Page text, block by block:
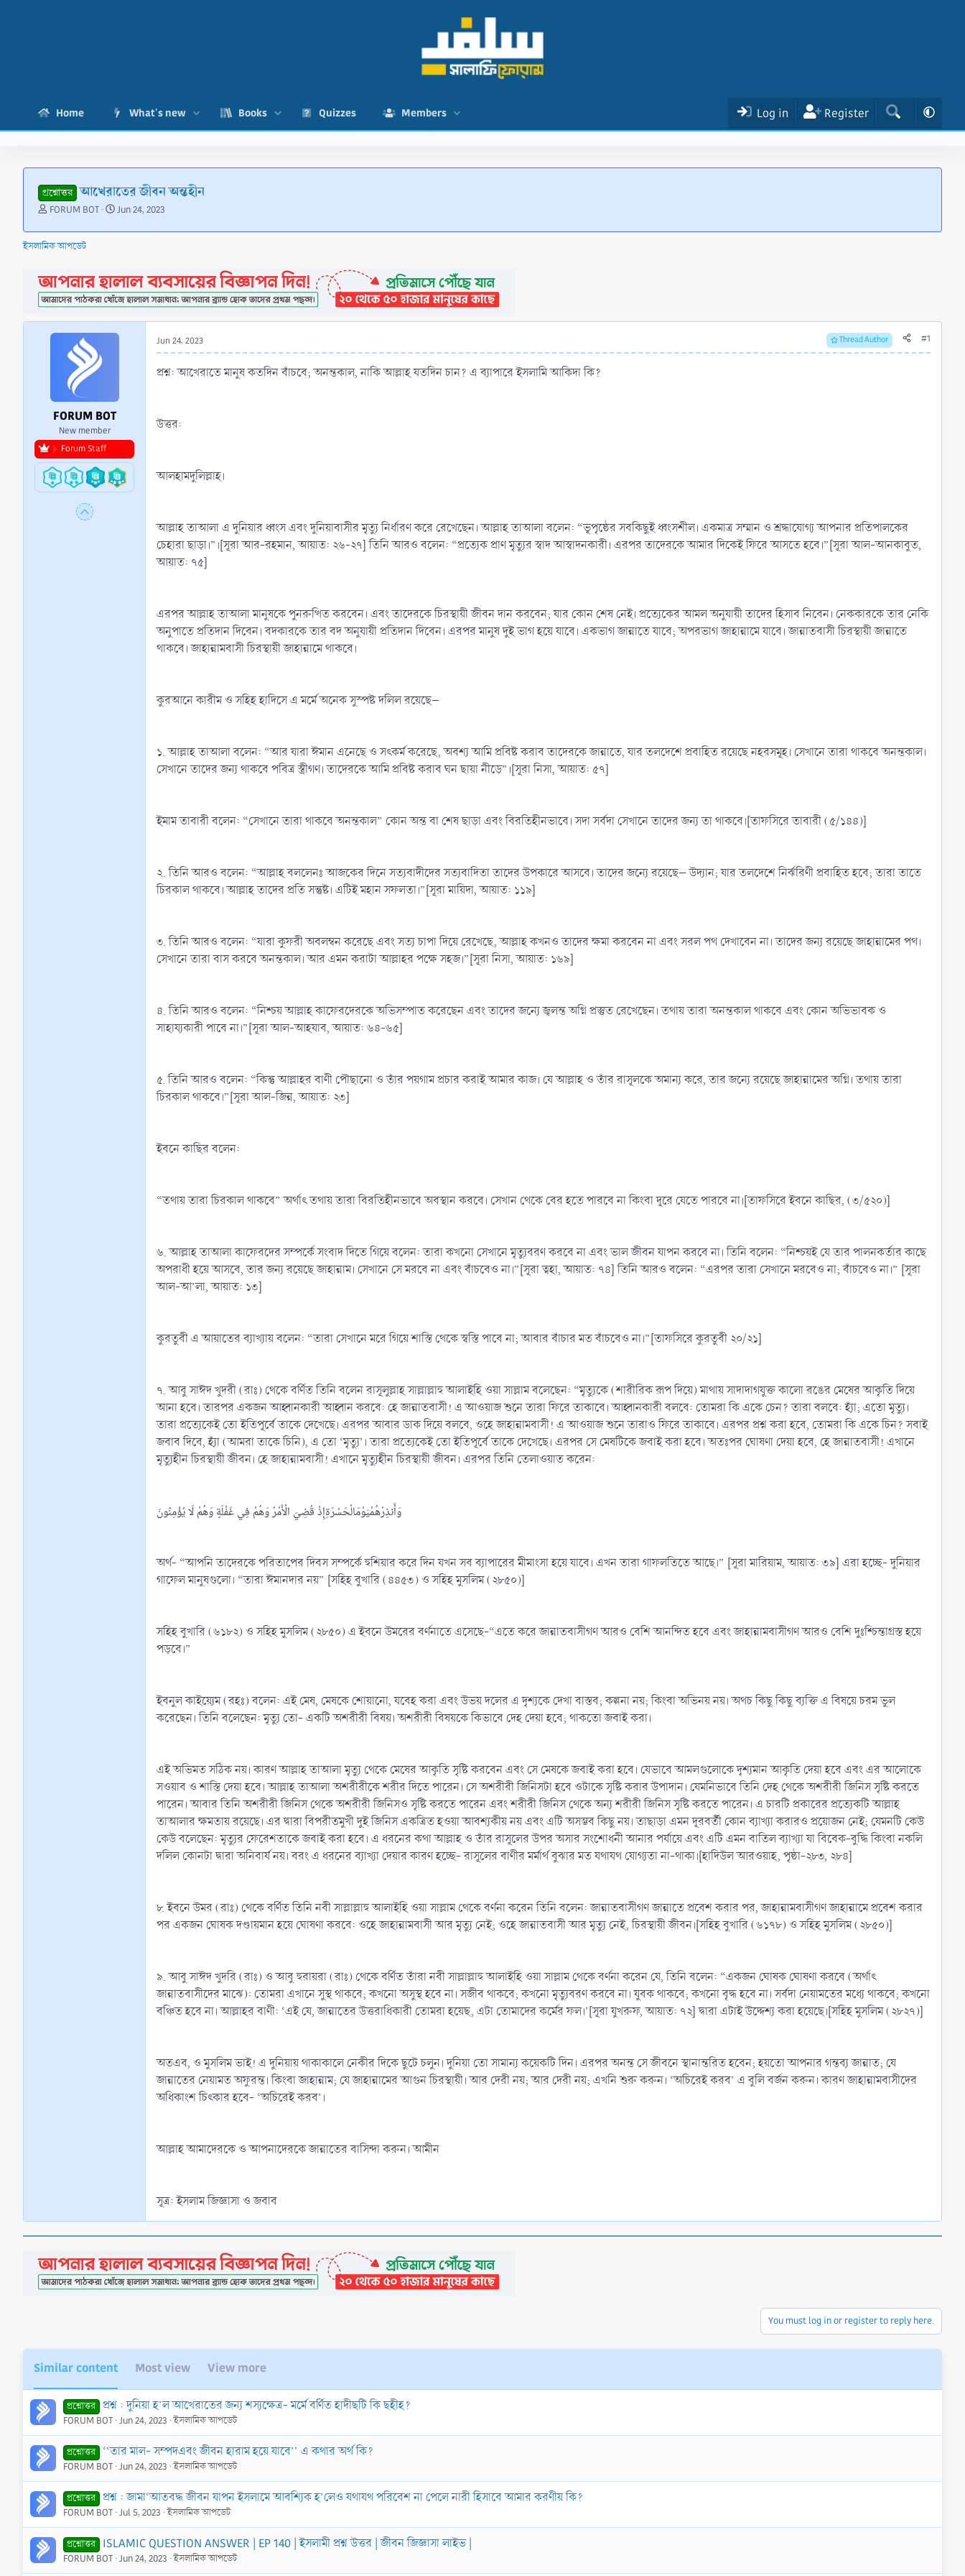
Home What's new Books Quizzes Members Log in Register
প্রশ্নোত্তর আখেরাতের জীবন অন্তহীন
T
r
e
d
s
t
a
r
FORUM BOT
S
a
d
a
t
e
Jun 24, 2023
ইসলামিক আপডেট
FORUM BOT
New member
Forum Staff
Jun 24, 2023 Thread Author #1
প্রশ্ন: আখেরাতে মানুষ কতদিন বাঁচবে; অনন্তকাল, নাকি আল্লাহ যতদিন চান? এ ব্যাপারে ইসলামি আকিদা কি?
উত্তর:
আলহামদুলিল্লাহ।
আল্লাহ তাআলা এ দুনিয়ার ধ্বংস এবং দুনিয়াবাসীর মৃত্যু নির্ধারণ করে রেখেছেন। আল্লাহ তাআলা বলেন: “ভূপৃষ্ঠের সবকিছুই ধ্বংসশীল। একমাত্র সম্মান ও শ্রদ্ধাযোগ্য আপনার প্রতিপালকের
চেহারা ছাড়া।”।[সূরা আর-রহমান, আয়াত: ২৬-২৭] তিনি আরও বলেন: “প্রত্যেক প্রাণ মৃত্যুর স্বাদ আস্বাদনকারী। এরপর তাদেরকে আমার দিকেই ফিরে আসতে হবে।”[সূরা আল-আনকাবুত,
আয়াত: ৭৫]
এরপর আল্লাহ তাআলা মানুষকে পুনরুত্থিত করবেন। এবং তাদেরকে চিরস্থায়ী জীবন দান করবেন; যার কোন শেষ নেই। প্রত্যেকের আমল অনুযায়ী তাদের হিসাব নিবেন। নেককারকে তার নেকি
অনুপাতে প্রতিদান দিবেন। বদকারকে তার বদ অনুযায়ী প্রতিদান দিবেন। এরপর মানুষ দুই ভাগ হয়ে যাবে। একভাগ জান্নাতে যাবে; অপরভাগ জাহান্নামে যাবে। জান্নাতবাসী চিরস্থায়ী জান্নাতে
থাকবে। জাহান্নামবাসী চিরস্থায়ী জাহান্নামে থাকবে।
কুরআনে কারীম ও সহিহ হাদিসে এ মর্মে অনেক সুস্পষ্ট দলিল রয়েছে–
১. আল্লাহ তাআলা বলেন: “আর যারা ঈমান এনেছে ও সৎকর্ম করেছে, অবশ্য আমি প্রবিষ্ট করাব তাদেরকে জান্নাতে, যার তলদেশে প্রবাহিত রয়েছে নহরসমূহ। সেখানে তারা থাকবে অনন্তকাল।
সেখানে তাদের জন্য থাকবে পবিত্র স্ত্রীগণ। তাদেরকে আমি প্রবিষ্ট করাব ঘন ছায়া নীড়ে”।[সূরা নিসা, আয়াত: ৫৭]
ইমাম তাবারী বলেন: “সেখানে তারা থাকবে অনন্তকাল” কোন অন্ত বা শেষ ছাড়া এবং বিরতিহীনভাবে। সদা সর্বদা সেখানে তাদের জন্য তা থাকবে।[তাফসিরে তাবারী (৫/১৪৪)]
২. তিনি আরও বলেন: “আল্লাহ বললেনঃ আজকের দিনে সত্যবাদীদের সত্যবাদিতা তাদের উপকারে আসবে। তাদের জন্যে রয়েছে– উদ্যান; যার তলদেশে নির্ঝরিণী প্রবাহিত হবে; তারা তাতে
চিরকাল থাকবে। আল্লাহ তাদের প্রতি সন্তুষ্ট। এটিই মহান সফলতা।”[সূরা মায়িদা, আয়াত: ১১৯]
৩. তিনি আরও বলেন: “যারা কুফরী অবলম্বন করেছে এবং সত্য চাপা দিয়ে রেখেছে, আল্লাহ কখনও তাদের ক্ষমা করবেন না এবং সরল পথ দেখাবেন না। তাদের জন্য রয়েছে জাহান্নামের পথ।
সেখানে তারা বাস করবে অনন্তকাল। আর এমন করাটা আল্লাহর পক্ষে সহজ।”[সূরা নিসা, আয়াত: ১৬৯]
৪. তিনি আরও বলেন: “নিশ্চয় আল্লাহ কাফেরদেরকে অভিসম্পাত করেছেন এবং তাদের জন্যে জ্বলন্ত অগ্নি প্রস্তুত রেখেছেন। তথায় তারা অনন্তকাল থাকবে এবং কোন অভিভাবক ও
সাহায্যকারী পাবে না।”[সূরা আল-আহযাব, আয়াত: ৬৪-৬৫]
৫. তিনি আরও বলেন: “কিন্তু আল্লাহর বাণী পৌছানো ও তাঁর পয়গাম প্রচার করাই আমার কাজ। যে আল্লাহ ও তাঁর রাসূলকে অমান্য করে, তার জন্যে রয়েছে জাহান্নামের অগ্নি। তথায় তারা
চিরকাল থাকবে।”[সূরা আল-জিন্ন, আয়াত: ২৩]
ইবনে কাছির বলেন:
“তথায় তারা চিরকাল থাকবে” অর্থাৎ তথায় তারা বিরতিহীনভাবে অবস্থান করবে। সেখান থেকে বের হতে পারবে না কিংবা দূরে যেতে পারবে না।[তাফসিরে ইবনে কাছির, (৩/৫২০)]
৬. আল্লাহ তাআলা কাফেরদের সম্পর্কে সংবাদ দিতে গিয়ে বলেন: তারা কখনো সেখানে মৃত্যুবরণ করবে না এবং ভাল জীবন যাপন করবে না। তিনি বলেন: “নিশ্চয়ই যে তার পালনকর্তার কাছে
অপরাধী হয়ে আসবে, তার জন্য রয়েছে জাহান্নাম। সেখানে সে মরবে না এবং বাঁচবেও না।”[সূরা ত্বহা, আয়াত: ৭৪] তিনি আরও বলেন: “এরপর তারা সেখানে মরবেও না; বাঁচবেও না।” [সূরা
আল-আ’লা, আয়াত: ১৩]
কুরতুবী এ আয়াতের ব্যাখ্যায় বলেন: “তারা সেখানে মরে গিয়ে শাস্তি থেকে স্বস্তি পাবে না; আবার বাঁচার মত বাঁচবেও না।”[তাফসিরে কুরতুবী ২০/২১]
৭. আবু সাঈদ খুদরী (রাঃ) থেকে বর্ণিত তিনি বলেন রাসূলুল্লাহ সাল্লাল্লাহু আলাইহি ওয়া সাল্লাম বলেছেন: “মৃত্যুকে (শারীরিক রূপ দিয়ে) মাথায় সাদাদাগযুক্ত কালো রঙের মেষের আকৃতি দিয়ে
আনা হবে। তারপর একজন আহ্বানকারী আহ্বান করবে: হে জান্নাতবাসী! এ আওয়াজ শুনে তারা ফিরে তাকাবে। আহ্বানকারী বলবে: তোমরা কি একে চেন? তারা বলবে: হ্যাঁ; এতো মৃত্যু।
তারা প্রত্যেকেই তো ইতিপূর্বে তাকে দেখেছে। এরপর আবার ডাক দিয়ে বলবে, ওহে জাহান্নামবাসী! এ আওয়াজ শুনে তারাও ফিরে তাকাবে। এরপর প্রশ্ন করা হবে, তোমরা কি একে চিন? সবাই
জবাব দিবে, হ্যাঁ (আমরা তাকে চিনি), এ তো ‘মৃত্যু’। তারা প্রত্যেকেই তো ইতিপূর্বে তাকে দেখেছে। এরপর সে মেষটিকে জবাই করা হবে। অতঃপর ঘোষণা দেয়া হবে, হে জান্নাতবাসী! এখানে
মৃত্যুহীন চিরস্থায়ী জীবন। হে জাহান্নামবাসী! এখানে মৃত্যুহীন চিরস্থায়ী জীবন। এরপর তিনি তেলাওয়াত করেন:
وَأَنذِرْهُمْيَوْمَالْحَسْرَةِإِذْ قُضِيَ الْأَمْرُ وَهُمْ فِي غَفْلَةٍ وَهُمْ لَا يُؤْمِنُونَ
অর্থ- “আপনি তাদেরকে পরিতাপের দিবস সম্পর্কে হুশিয়ার করে দিন যখন সব ব্যাপারের মীমাংসা হয়ে যাবে। এখন তারা গাফলতিতে আছে।” [সূরা মারিয়াম, আয়াত: ৩৯] এরা হচ্ছে- দুনিয়ার
গাফেল মানুষগুলো। “তারা ঈমানদার নয়” [সহিহ বুখারি (৪৪৫৩) ও সহিহ মুসলিম (২৮৫০)]
সহিহ বুখারি (৬১৮২) ও সহিহ মুসলিম (২৮৫০) এ ইবনে উমরের বর্ণনাতে এসেছে-“এতে করে জান্নাতবাসীগণ আরও বেশি আনন্দিত হবে এবং জাহান্নামবাসীগণ আরও বেশি দুঃশ্চিন্তাগ্রস্ত হয়ে
পড়বে।”
ইবনুল কাইয়্যেম (রহঃ) বলেন: এই মেষ, মেষকে শোয়ানো, যবেহ করা এবং উভয় দলের এ দৃশ্যকে দেখা বাস্তব; কল্পনা নয়; কিংবা অভিনয় নয়। অথচ কিছু কিছু ব্যক্তি এ বিষয়ে চরম ভুল
করেছেন। তিনি বলেছেন: মৃত্যু তো- একটি অশরীরী বিষয়। অশরীরী বিষয়কে কিভাবে দেহ দেয়া হবে; থাকতো জবাই করা।
এই অভিমত সঠিক নয়। কারণ আল্লাহ তাআলা মৃত্যু থেকে মেষের আকৃতি সৃষ্টি করবেন এবং সে মেষকে জবাই করা হবে। যেভাবে আমলগুলোকে দৃশ্যমান আকৃতি দেয়া হবে এবং এর আলোকে
সওয়াব ও শাস্তি দেয়া হবে। আল্লাহ তাআলা অশরীরীকে শরীর দিতে পারেন। সে অশরীরী জিনিসটা হবে ওটাকে সৃষ্টি করার উপাদান। যেমনিভাবে তিনি দেহ থেকে অশরীরী জিনিস সৃষ্টি করতে
পারেন। আবার তিনি অশরীরী জিনিস থেকে অশরীরী জিনিসও সৃষ্টি করতে পারেন এবং শরীরী জিনিস থেকে অন্য শরীরী জিনিস সৃষ্টি করতে পারেন। এ চারটি প্রকারের প্রত্যেকটি আল্লাহ
তাআলার ক্ষমতায় রয়েছে। এর দ্বারা বিপরীতমুখী দুই জিনিস একত্রিত হওয়া আবশ্যকীয় নয় এবং এটি অসম্ভব কিছু নয়। তাছাড়া এমন দূরবর্তী কোন ব্যাখ্যা করারও প্রয়োজন নেই; যেমনটি কেউ
কেউ বলেছেন: মৃত্যুর ফেরেশতাকে জবাই করা হবে। এ ধরনের কথা আল্লাহ ও তাঁর রাসূলের উপর অসার সংশোধনী আনার পর্যায়ে এবং এটি এমন বাতিল ব্যাখ্যা যা বিবেক-বুদ্ধি কিংবা নকলি
দলিল কোনটা দ্বারা অনিবার্য নয়। বরং এ ধরনের ব্যাখ্যা দেয়ার কারণ হচ্ছে- রাসূলের বাণীর মর্মার্থ বুঝার মত যথাযথ যোগ্যতা না-থাকা।[হাদিউল আরওয়াহ, পৃষ্ঠা-২৮৩, ২৮৪]
৮. ইবনে উমর (রাঃ) থেকে বর্ণিত তিনি নবী সাল্লাল্লাহু আলাইহি ওয়া সাল্লাম থেকে বর্ণনা করেন তিনি বলেন: জান্নাতবাসীগণ জান্নাতে প্রবেশ করার পর, জাহান্নামবাসীগণ জাহান্নামে প্রবেশ করার
পর একজন ঘোষক দণ্ডায়মান হয়ে ঘোষণা করবে: ওহে জাহান্নামবাসী আর মৃত্যু নেই; ওহে জান্নাতবাসী আর মৃত্যু নেই, চিরস্থায়ী জীবন।[সহিহ বুখারি (৬১৭৮) ও সহিহ মুসলিম (২৮৫০)]
৯. আবু সাঈদ খুদরি (রাঃ) ও আবু হুরায়রা (রাঃ) থেকে বর্ণিত তাঁরা নবী সাল্লাল্লাহু আলাইহি ওয়া সাল্লাম থেকে বর্ণনা করেন যে, তিনি বলেন: “একজন ঘোষক ঘোষণা করবে (অর্থাৎ
জান্নাতবাসীদের মাঝে): তোমরা এখানে সুস্থ থাকবে; কখনো অসুস্থ হবে না। সজীব থাকবে; কখনো মৃত্যুবরণ করবে না। যুবক থাকবে; কখনো বৃদ্ধ হবে না। সর্বদা নেয়ামতের মধ্যে থাকবে; কখনো
বঞ্চিত হবে না। আল্লাহর বাণী: ‘এই যে, জান্নাতের উত্তরাধিকারী তোমরা হয়েছ, এটা তোমাদের কর্মের ফল।’[সূরা যুখরুফ, আয়াত: ৭২] দ্বারা এটাই উদ্দেশ্য করা হয়েছে।[সহিহ মুসলিম (২৮২৭)]
অতএব, ও মুসলিম ভাই! এ দুনিয়ায় থাকাকালে নেকীর দিকে ছুটে চলুন। দুনিয়া তো সামান্য কয়েকটি দিন। এরপর অনন্ত সে জীবনে স্থানান্তরিত হবেন; হয়তো আপনার গন্তব্য জান্নাত; যে
জান্নাতের নেয়ামত অফুরন্ত। কিংবা জাহান্নাম; যে জাহান্নামের আগুন চিরস্থায়ী। আর দেরী নয়; আর দেরী নয়; এখনি শুরু করুন। ‘অচিরেই করব’ এ বুলি বর্জন করুন। কারণ জাহান্নামবাসীদের
অধিকাংশ চিৎকার হবে- ‘অচিরেই করব’।
আল্লাহ আমাদেরকে ও আপনাদেরকে জান্নাতের বাসিন্দা করুন। আমীন
সূত্র: ইসলাম জিজ্ঞাসা ও জবাব
You must log in or register to reply here.
Similar content Most view View more
প্রশ্নোত্তর প্রশ্ন : দুনিয়া হ’ল আখেরাতের জন্য শস্যক্ষেত্র- মর্মে বর্ণিত হাদীছটি কি ছহীহ?
FORUM BOT Jun 24, 2023 ইসলামিক আপডেট
প্রশ্নোত্তর ‘‘তার মাল- সম্পদএবং জীবন হারাম হয়ে যাবে’’ এ কথার অর্থ কি?
FORUM BOT Jun 24, 2023 ইসলামিক আপডেট
প্রশ্নোত্তর প্রশ্ন : জামা‘আতবদ্ধ জীবন যাপন ইসলামে আবশ্যিক হ’লেও যথাযথ পরিবেশ না পেলে নারী হিসাবে আমার করণীয় কি?
FORUM BOT Jul 5, 2023 ইসলামিক আপডেট
প্রশ্নোত্তর ISLAMIC QUESTION ANSWER | EP 140 | ইসলামী প্রশ্ন উত্তর | জীবন জিজ্ঞাসা লাইভ |
FORUM BOT Jun 24, 2023 ইসলামিক আপডেট